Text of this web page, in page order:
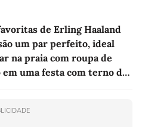
de Erling Haaland
um par perfeito, ideal
na praia com roupa de
em uma festa com terno de